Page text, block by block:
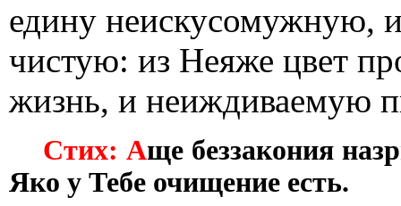
едину неискусомужную,
чистую: из Неяже цвет
жизнь, и неиждиваемую
Стих: Аще беззакония
Яко у Тебе очищение есть.